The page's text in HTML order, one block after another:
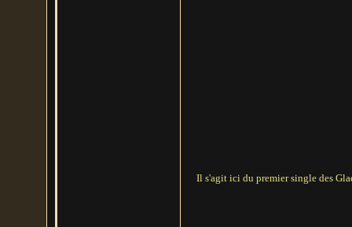
Il s'agit ici du premier single des